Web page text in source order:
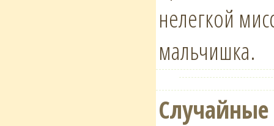
нелегкой
мальчишка.